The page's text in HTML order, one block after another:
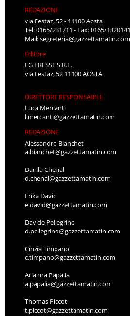
REDAZIONE
via Festaz, 52 - 11100 Aosta
Tel: 0165/231711 - Fax: 0165/1820141
Mail:segreteria@gazzettamatin.com
Editore
LG PRESSE S.R.L.
via Festaz, 52 11100 AOSTA
DIRETTORE RESPONSABILE
Luca Mercanti
l.mercanti@gazzettamatin.com
REDAZIONE
Alessandro Bianchet
a.bianchet@gazzettamatin.com
Danila Chenal
d.chenal@gazzettamatin.com
Erika David
e.david@gazzettamatin.com
Davide Pellegrino
d.pellegrino@gazzettamatin.com
Cinzia Timpano
c.timpano@gazzettamatin.com
Arianna Papalia
a.papalia@gazzettamatin.com
Thomas Piccot
t.piccot@gazzettamatin.com